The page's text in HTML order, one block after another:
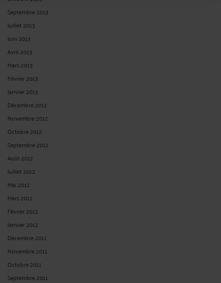
Septembre 2013
Juillet 2013
Juin 2013
Avril 2013
Mars 2013
Février 2013
Janvier 2013
Décembre 2012
Novembre 2012
Octobre 2012
Septembre 2012
Août 2012
Juillet 2012
Mai 2012
Mars 2012
Février 2012
Janvier 2012
Décembre 2011
Novembre 2011
Octobre 2011
Septembre 2011